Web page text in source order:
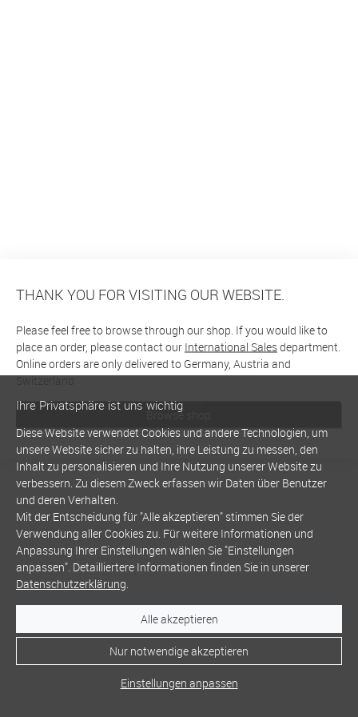
THANK YOU FOR VISITING OUR WEBSITE.
Please feel free to browse through our shop. If you would like to
place an order, please contact our International Salesdepartment.
Online orders are only delivered to Germany, Austria and
Switzerland
Browse shop
Ihre Privatsphäre ist uns wichtig
Diese Website verwendet Cookies und andere Technologien, um
unsere Website sicher zu halten, ihre Leistung zu messen, den
Inhalt zu personalisieren und Ihre Nutzung unserer Website zu
verbessern. Zu diesem Zweck erfassen wir Daten über Benutzer
und deren Verhalten.
Mit der Entscheidung für "Alle akzeptieren" stimmen Sie der
Verwendung aller Cookies zu. Für weitere Informationen und
Anpassung Ihrer Einstellungen wählen Sie "Einstellungen
anpassen". Detailliertere Informationen finden Sie in unserer
Datenschutzerklärung.
Alle akzeptieren
Nur notwendige akzeptieren
Einstellungen anpassen